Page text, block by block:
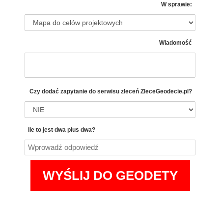
W sprawie:
Wiadomość
Czy dodać zapytanie do serwisu zleceń ZleceGeodecie.pl?
Ile to jest dwa plus dwa?